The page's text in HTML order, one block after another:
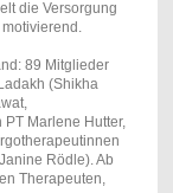
die Versorgung
89 Mitglieder
(Shikha
Marlene Hutter,
Rödle). Ab
Therapeuten,